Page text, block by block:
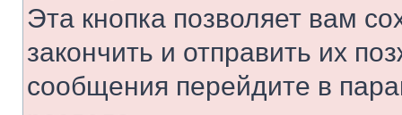
Эта кнопка позволяет вам
закончить и отправить их
сообщения перейдите в